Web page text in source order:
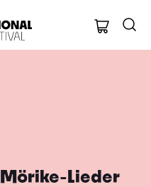
Oxford
Mörike-Lieder